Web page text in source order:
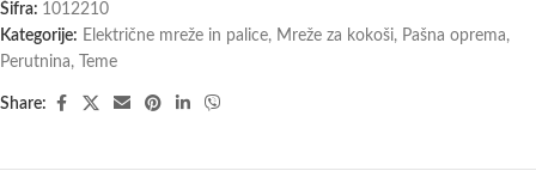
Šifra: 1012210
Kategorije: Električne mreže in palice, Mreže za kokoši, Pašna oprema,
Perutnina, Teme
Share: